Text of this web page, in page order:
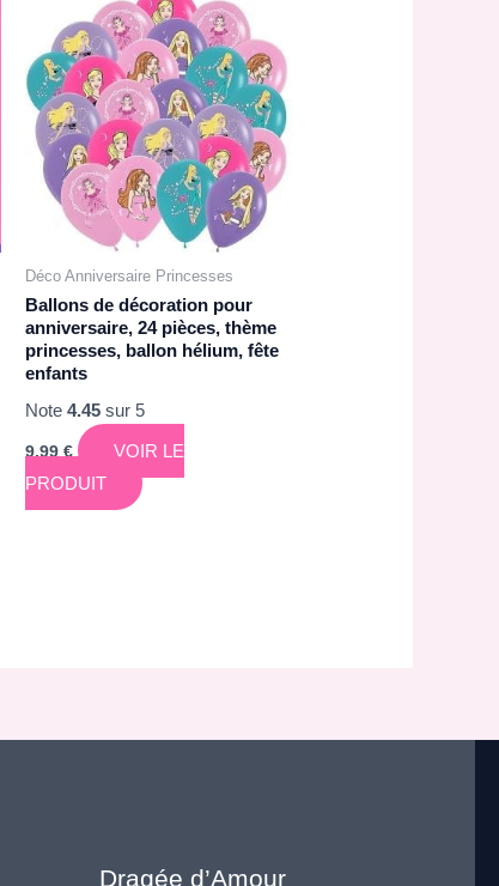
Déco Anniversaire Princesses
Ballons de décoration pour
anniversaire, 24 pièces, thème
princesses, ballon hélium, fête
enfants
Note4.45 sur 5
9,99€
VOIR LE
PRODUIT
Dragée d’Amour